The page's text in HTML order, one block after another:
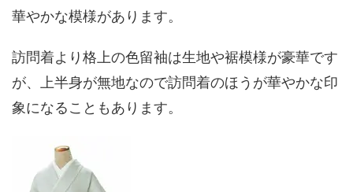
華やかな模様があります。
訪問着より格上の色留袖は生地や裾模様が豪華です
が、上半身が無地なので訪問着のほうが華やかな印
象になることもあります。